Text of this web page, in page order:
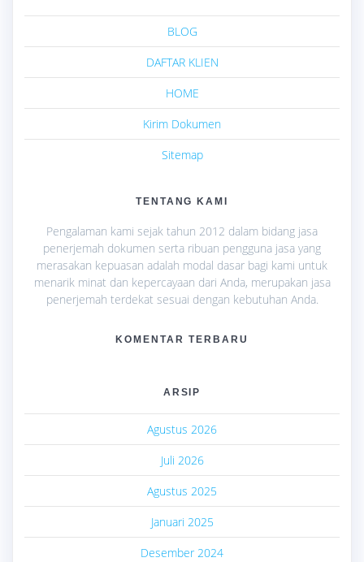
BLOG
DAFTAR KLIEN
HOME
Kirim Dokumen
Sitemap
TENTANG KAMI
Pengalaman kami sejak tahun 2012 dalam bidang jasa
penerjemah dokumen serta ribuan pengguna jasa yang
merasakan kepuasan adalah modal dasar bagi kami untuk
menarik minat dan kepercayaan dari Anda, merupakan jasa
penerjemah terdekat sesuai dengan kebutuhan Anda.
KOMENTAR TERBARU
ARSIP
Agustus 2026
Juli 2026
Agustus 2025
Januari 2025
Desember 2024